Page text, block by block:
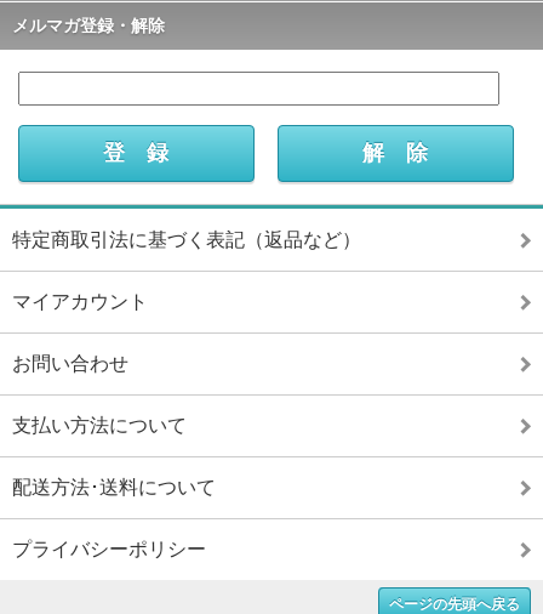
メルマガ登録・解除
特定商取引法に基づく表記（返品など）
マイアカウント
お問い合わせ
支払い方法について
配送方法･送料について
プライバシーポリシー
ページの先頭へ戻る